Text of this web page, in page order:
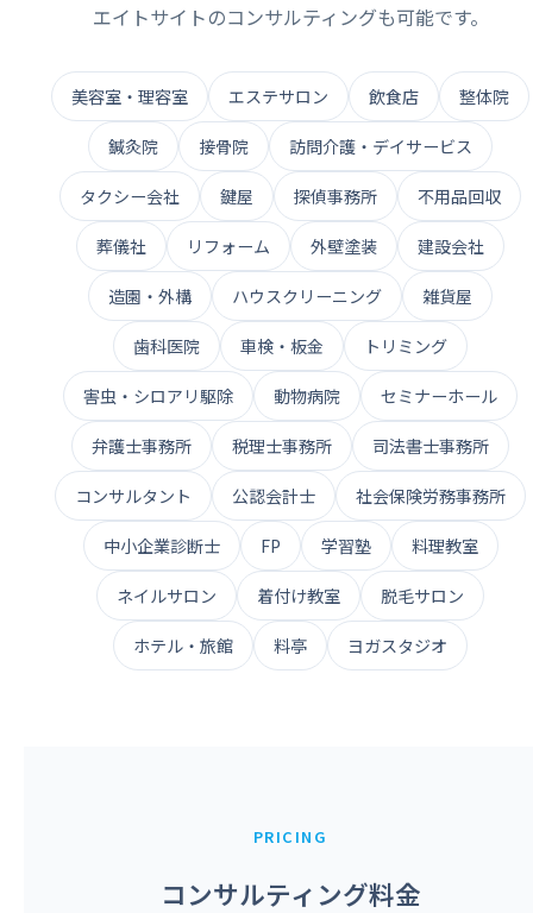
エイトサイトのコンサルティングも可能です。
美容室・理容室 エステサロン 飲食店 整体院
鍼灸院 接骨院 訪問介護・デイサービス
タクシー会社 鍵屋 探偵事務所 不用品回収
葬儀社 リフォーム 外壁塗装 建設会社
造園・外構 ハウスクリーニング 雑貨屋
歯科医院 車検・板金 トリミング
害虫・シロアリ駆除 動物病院 セミナーホール
弁護士事務所 税理士事務所 司法書士事務所
コンサルタント 公認会計士 社会保険労務事務所
中小企業診断士 FP 学習塾 料理教室
ネイルサロン 着付け教室 脱毛サロン
ホテル・旅館 料亭 ヨガスタジオ
PRICING
コンサルティング料金